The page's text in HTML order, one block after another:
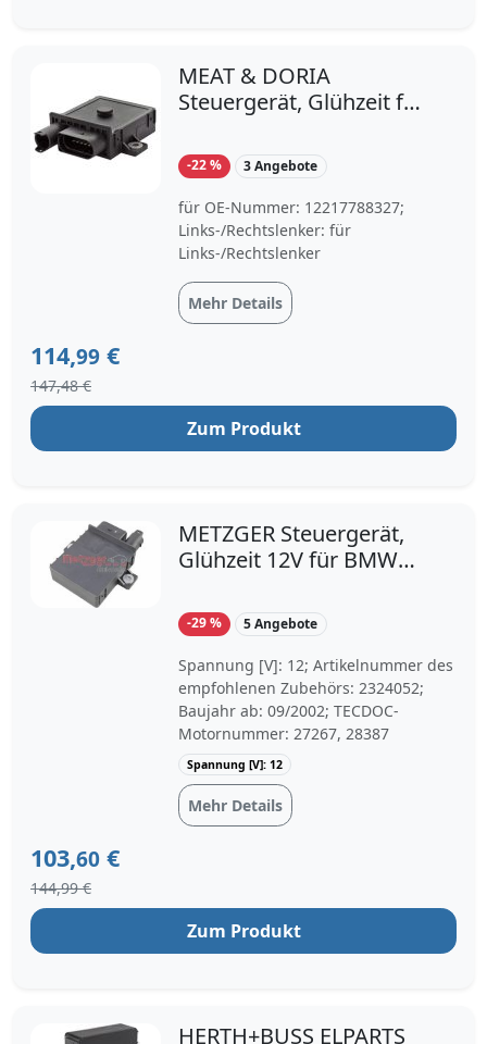
MEAT & DORIA
Steuergerät, Glühzeit für
12217801201 7801201*
7285683
-22 % 3 Angebote
für OE-Nummer: 12217788327;
Links-/Rechtslenker: für
Links-/Rechtslenker
Mehr Details
114,99 €
147,48 €
Zum Produkt
METZGER Steuergerät,
Glühzeit 12V für BMW
12217788327 0884031
-29 % 5 Angebote
Spannung [V]: 12; Artikelnummer des
empfohlenen Zubehörs: 2324052;
Baujahr ab: 09/2002; TECDOC-
Motornummer: 27267, 28387
Spannung [V]: 12
Mehr Details
103,60 €
144,99 €
Zum Produkt
HERTH+BUSS ELPARTS